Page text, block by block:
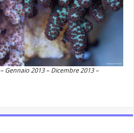
Gennaio 2013 – Dicembre 2013 –